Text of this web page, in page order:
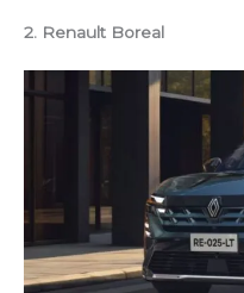
2. Renault Boreal